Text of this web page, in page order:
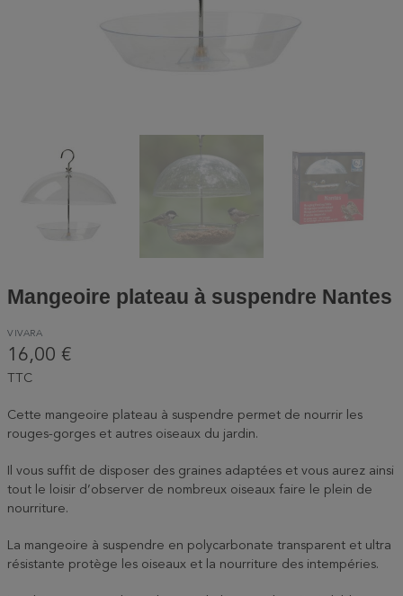
Mangeoire plateau à suspendre Nantes
VIVARA
16,00 €
TTC
Cette mangeoire plateau à suspendre permet de nourrir les
rouges-gorges et autres oiseaux du jardin.
Il vous suffit de disposer des graines adaptées et vous aurez ainsi
tout le loisir d’observer de nombreux oiseaux faire le plein de
nourriture.
La mangeoire à suspendre en polycarbonate transparent et ultra
résistante protège les oiseaux et la nourriture des intempéries.